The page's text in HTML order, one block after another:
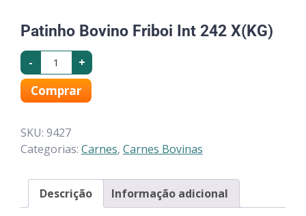
Patinho Bovino Friboi Int 242 X(KG)
- +
Comprar
SKU: 9427
Categorias: Carnes, Carnes Bovinas
Descrição Informação adicional